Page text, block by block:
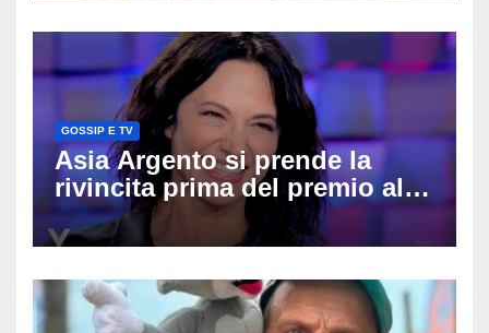
GOSSIP E TV
Asia Argento si prende la
rivincita prima del premio alla
carriera: «Mi chiamano
raccomandata e cagna»